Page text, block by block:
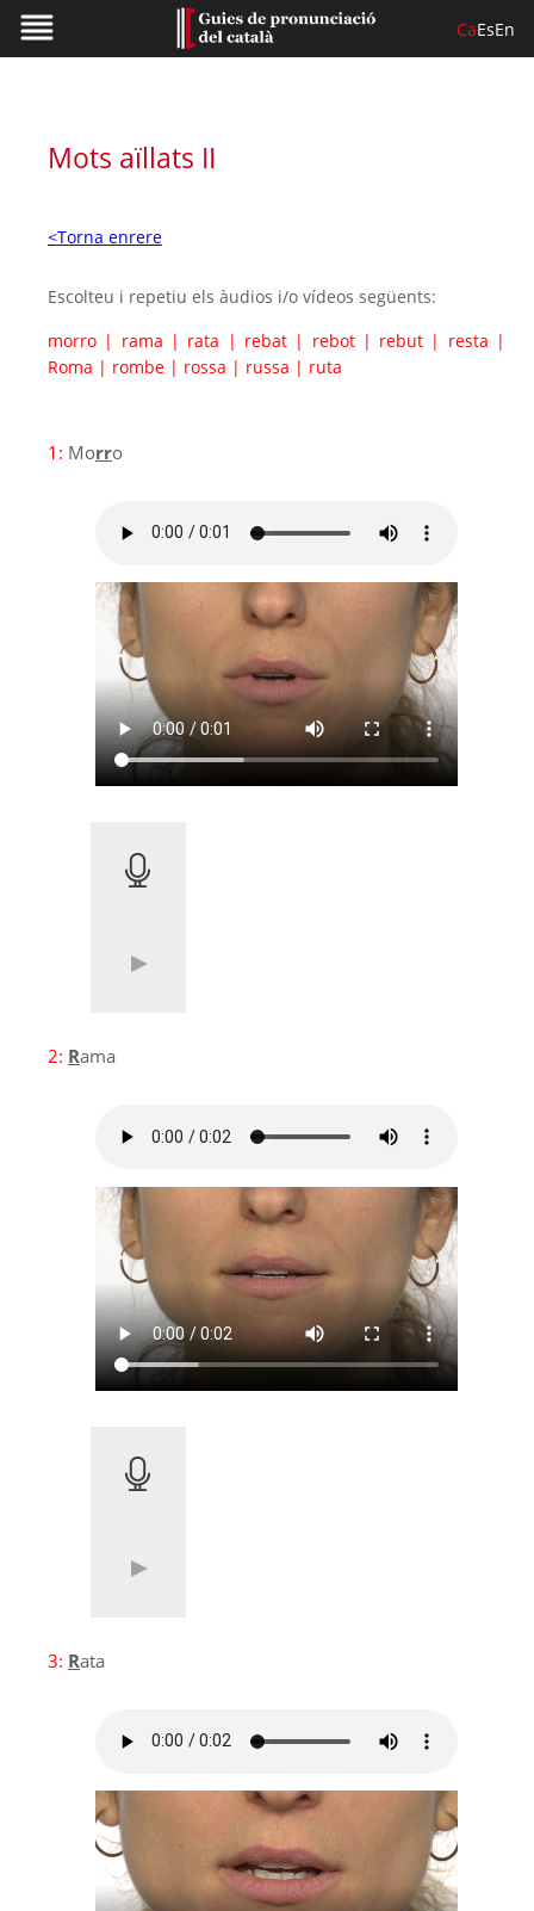
CaEsEn
Mots aïllats II
<Torna enrere
Escolteu i repetiu els àudios i/o vídeos següents:
morro | rama | rata | rebat | rebot | rebut | resta |
Roma | rombe | rossa | russa | ruta
1: Morro
2: Rama
3: Rata